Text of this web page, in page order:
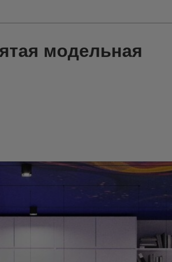
модельная